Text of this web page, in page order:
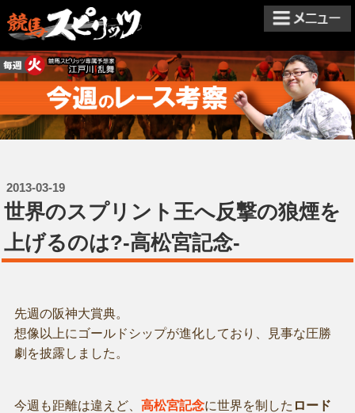
2013-03-19
世界のスプリント王へ反撃の狼煙を
上げるのは?-高松宮記念-
先週の阪神大賞典。
想像以上にゴールドシップが進化しており、見事な圧勝
劇を披露しました。
今週も距離は違えど、 高松宮記念に世界を制した ロード